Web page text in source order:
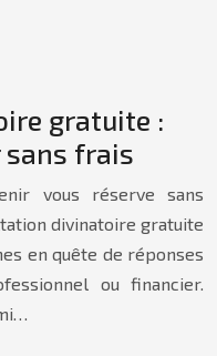
gratuite :
sans frais
vous réserve sans
divinatoire gratuite
en quête de réponses
ou financier.